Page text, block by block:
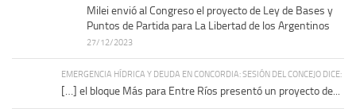
Milei envió al Congreso el proyecto de Ley de Bases y
Puntos de Partida para La Libertad de los Argentinos
27/12/2023
EMERGENCIA HÍDRICA Y DEUDA EN CONCORDIA: SESIÓN DEL CONCEJO DICE:
[…] el bloque Más para Entre Ríos presentó un proyecto de...